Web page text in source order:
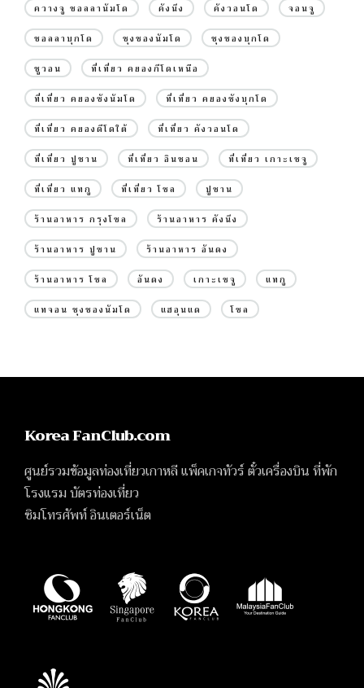
ควางจู ชอลลานัมโด คังนึง คังวอนโด จอนจู
ชอลลาบุกโด ชุงชองนัมโด ชุงชองบุกโด
ซูวอน ที่เที่ยว คยองกีโดเหนือ
ที่เที่ยว คยองซังนัมโด ที่เที่ยว คยองซังบุกโด
ที่เที่ยว คยองดีโดใต้ ที่เที่ยว คังวอนโด
ที่เที่ยว ปูซาน ที่เที่ยว อินชอน ที่เที่ยว เกาะเชจู
ที่เที่ยว แทกู ที่เที่ยว โซล ปูซาน
ร้านอาหาร กรุงโซล ร้านอาหาร คังนึง
ร้านอาหาร ปูซาน ร้านอาหาร อันดง
ร้านอาหาร โซล อันดง เกาะเชจู แทกู
แทจอน ชุงชองนัมโด แฮอุนแด โซล
Korea FanClub.com
ศูนย์รวมข้อมูลท่องเที่ยวเกาหลี แพ็คเกจทัวร์ ตั๋วเครื่องบิน ที่พัก
โรงแรม บัตรท่องเที่ยว
ซิมโทรศัพท์ อินเตอร์เน็ต